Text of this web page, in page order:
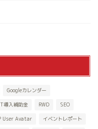
Googleカレンダー
導入補助金 RWD SEO
User Avatar イベントレポート